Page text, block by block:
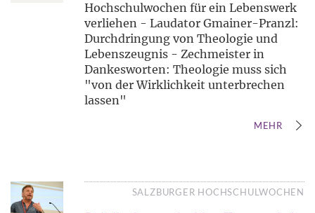
Hochschulwochen für ein Lebenswerk
verliehen - Laudator Gmainer-Pranzl:
Durchdringung von Theologie und
Lebenszeugnis - Zechmeister in
Dankesworten: Theologie muss sich
"von der Wirklichkeit unterbrechen
lassen"
MEHR
SALZBURGER HOCHSCHULWOCHEN